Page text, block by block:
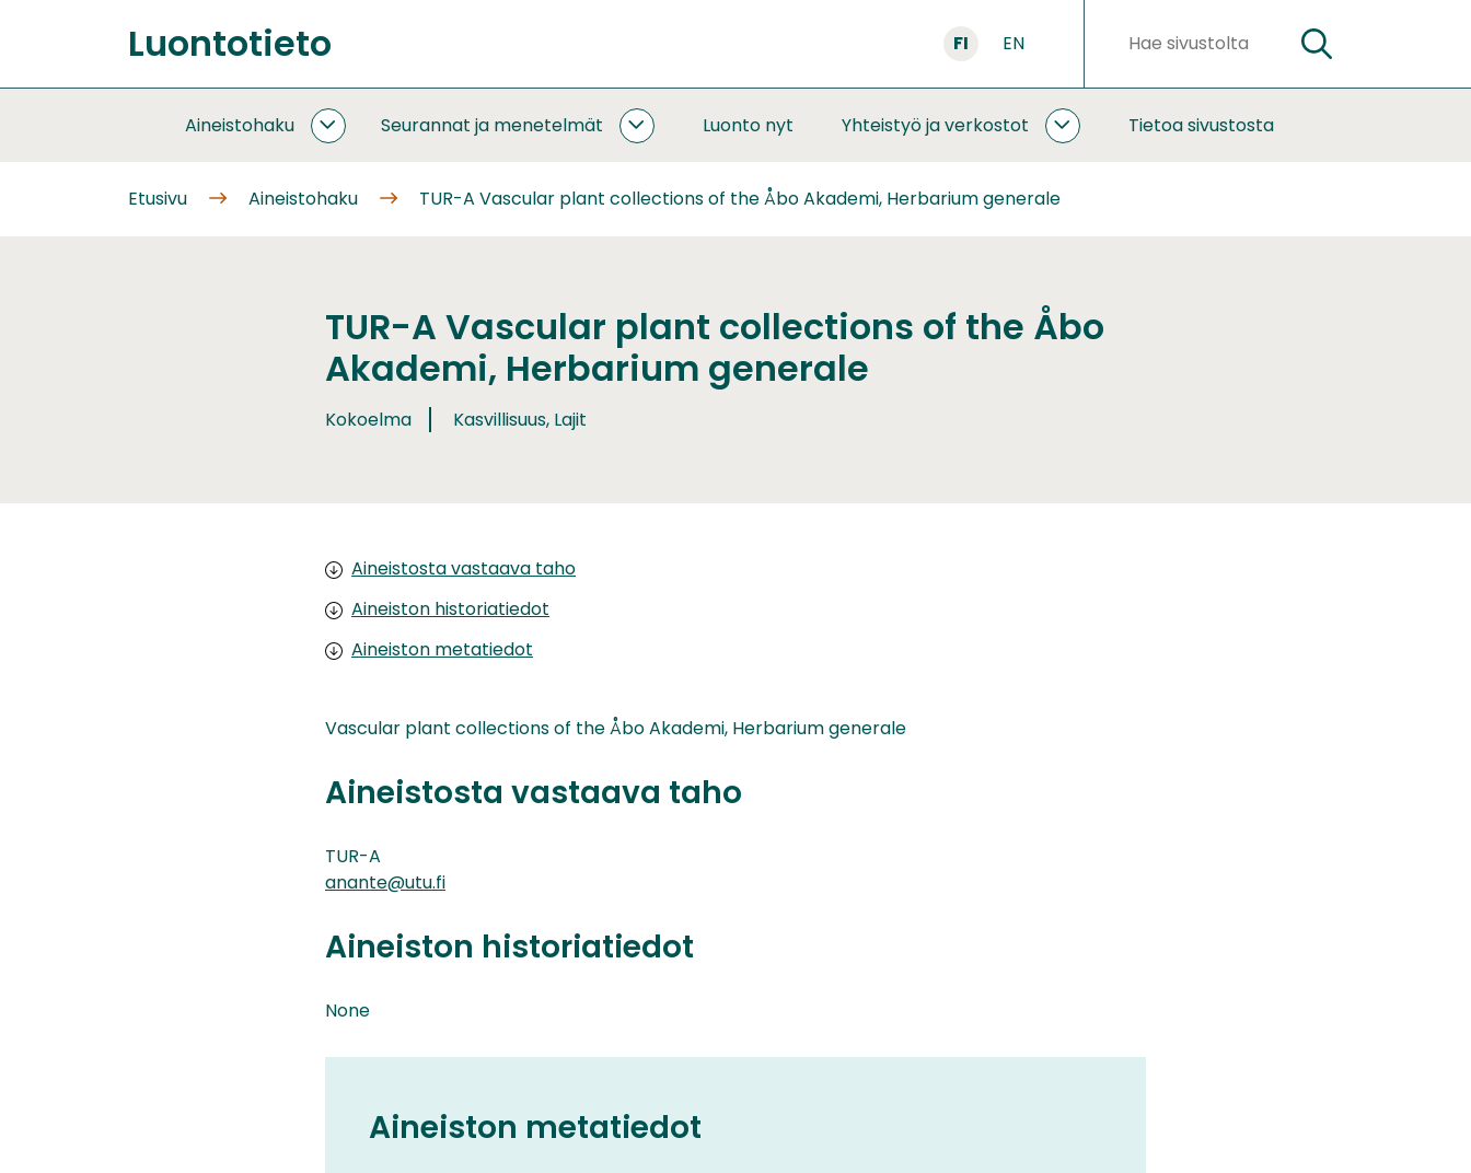
sisältöön
Etusivu
Luontotieto FI EN Hakusanat HAE
Aineistohaku
AINEISTOHAKU
Seurannat ja menetelmät
SEURANNAT
ALASIVUT
Luonto nyt Yhteistyö ja verkostot
YHTEISTYÖTietoa sivustosta
Etusivu Aineistohaku TUR-A Vascular plant collections of the Åbo Akademi, Herbarium generale
TUR-A Vascular plant collections of the Åbo
Akademi, Herbarium generale
Kokoelma Kasvillisuus, Lajit
Aineistosta vastaava taho
Aineiston historiatiedot
Aineiston metatiedot
Vascular plant collections of the Åbo Akademi, Herbarium generale
Aineistosta vastaava taho
TUR-A
anante@utu.fi
Aineiston historiatiedot
None
Aineiston metatiedot